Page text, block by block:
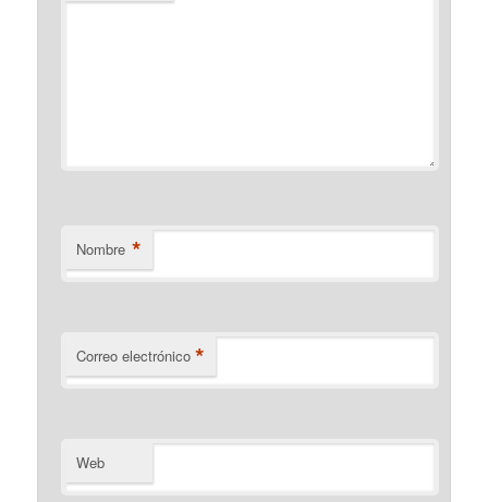
Nombre *
Correo electrónico *
Web